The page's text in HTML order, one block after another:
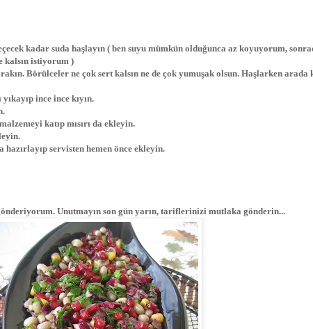
kadar suda haşlayın ( ben suyu mümkün olduğunca az koyuyorum,
kalsın istiyorum )
Börülceler ne çok sert kalsın ne de çok yumuşak olsun. Haşlarken
ince ince kıyın.
katıp mısırı da ekleyin.
servisten hemen önce ekleyin.
Unutmayın son gün yarın, tariflerinizi mutlaka gönderin...